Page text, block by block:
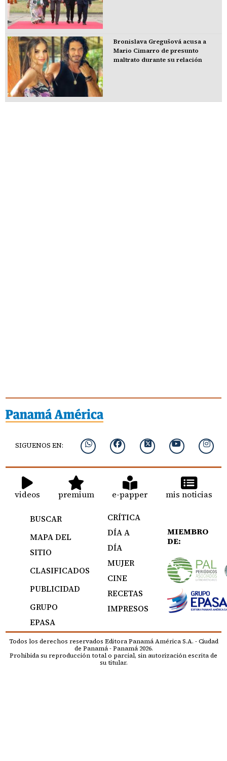
Bronislava Gregušová acusa a
Mario Cimarro de presunto
maltrato durante su relación
SIGUENOS EN:
videos premium e-papper mis noticias
BUSCAR
MAPA DEL
SITIO
CLASIFICADOS
PUBLICIDAD
GRUPO
EPASA
CRÍTICA
DÍA A
DÍA
MUJER
CINE
RECETAS
IMPRESOS
MIEMBRO
DE:
Todos los derechos reservados Editora Panamá América S.A. - Ciudad
de Panamá - Panamá 2026.
Prohibida su reproducción total o parcial, sin autorización escrita de
su titular.